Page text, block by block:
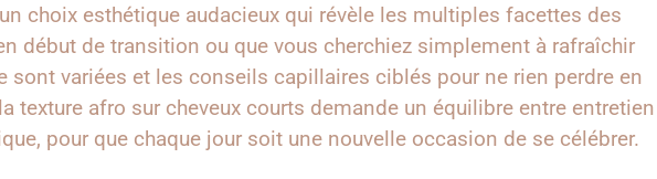
choix esthétique audacieux qui révèle les multiples facettes des
début de transition ou que vous cherchiez simplement à rafraîchir
sont variées et les conseils capillaires ciblés pour ne rien perdre en
texture afro sur cheveux courts demande un équilibre entre entretien
pour que chaque jour soit une nouvelle occasion de se célébrer.